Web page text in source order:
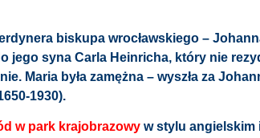
biskupa wrocławskiego –
jego syna Carla Heinricha, który nie
Maria była zamężna – wyszła za
1930).
w park krajobrazowy w stylu angielskim